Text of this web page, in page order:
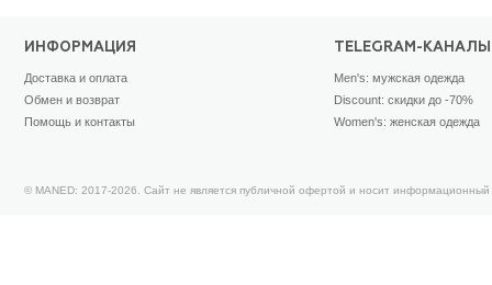
ИНФОРМАЦИЯ
Доставка и оплата
Обмен и возврат
Помощь и контакты
TELEGRAM-КАНАЛЫ
Men's: мужская одежда
Discount: скидки до -70%
Women's: женская одежда
© MANED: 2017-2026. Сайт не является публичной офертой и носит информационный